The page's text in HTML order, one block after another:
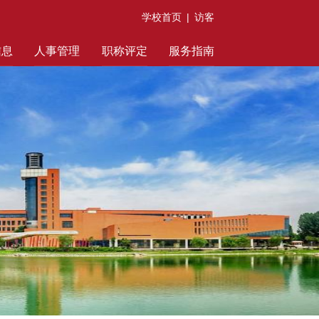
学校首页 | 访客
人事管理 职称评定 服务指南